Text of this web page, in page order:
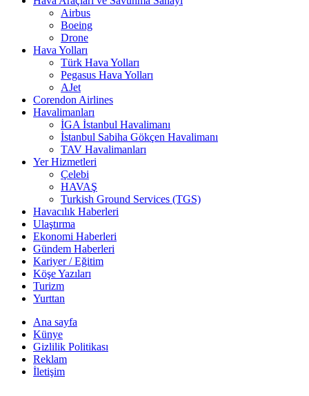
Airbus
Boeing
Drone
Hava Yolları
Türk Hava Yolları
Pegasus Hava Yolları
AJet
Corendon Airlines
Havalimanları
İGA İstanbul Havalimanı
İstanbul Sabiha Gökçen Havalimanı
TAV Havalimanları
Yer Hizmetleri
Çelebi
HAVAŞ
Turkish Ground Services (TGS)
Havacılık Haberleri
Ulaştırma
Ekonomi Haberleri
Gündem Haberleri
Kariyer / Eğitim
Köşe Yazıları
Turizm
Yurttan
Ana sayfa
Künye
Gizlilik Politikası
Reklam
İletişim